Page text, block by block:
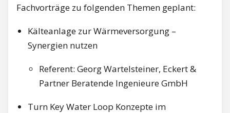
Fachvorträge zu folgenden Themen geplant:
Kälteanlage zur Wärmeversorgung –
Synergien nutzen
Referent: Georg Wartelsteiner, Eckert &
Partner Beratende Ingenieure GmbH
Turn Key Water Loop Konzepte im